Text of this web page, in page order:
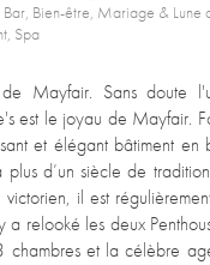
Bar, Bien-être, Mariage &
Spa
de Mayfair. Sans doute
est le joyau de Mayfair.
et élégant bâtiment
plus d’un siècle de
il est
a relooké les deux
et la célèbre